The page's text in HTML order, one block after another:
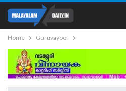
Home Guruvayoor